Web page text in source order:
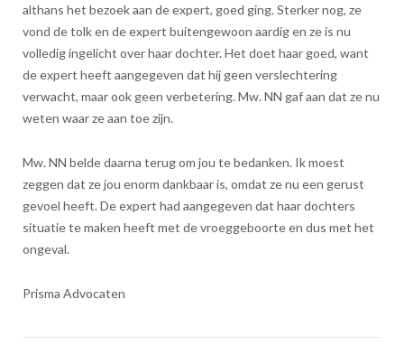
althans het bezoek aan de expert, goed ging. Sterker nog, ze
vond de tolk en de expert buitengewoon aardig en ze is nu
volledig ingelicht over haar dochter. Het doet haar goed, want
de expert heeft aangegeven dat hij geen verslechtering
verwacht, maar ook geen verbetering. Mw. NN gaf aan dat ze nu
weten waar ze aan toe zijn.
Mw. NN belde daarna terug om jou te bedanken. Ik moest
zeggen dat ze jou enorm dankbaar is, omdat ze nu een gerust
gevoel heeft. De expert had aangegeven dat haar dochters
situatie te maken heeft met de vroeggeboorte en dus met het
ongeval.
Prisma Advocaten